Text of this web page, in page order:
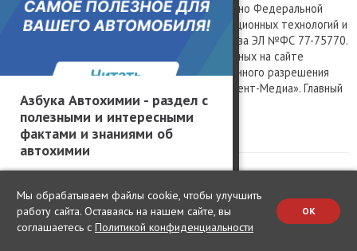
Азбука Автохимии - раздел с
полезными и интересными
фактами и знаниями об
автохимии
Сетевое издание «Kolesa.ru», зарегистрировано Федеральной
службой по надзору в сфере связи, информационных технологий и
массовых коммуникаций, номер свидетельства ЭЛ №ФС 77-75770.
Любое использование материалов, размещенных на сайте
www.kolesa.ru, допускается только с письменного разрешения
правообладателя. Учредитель ООО «Президент-Медиа». Главный
редактор Баландин М.А. 0+
Политика конфиденциальности
Мы обрабатываем файлы cookie, чтобы улучшить
работу сайта. Оставаясь на нашем сайте, вы
соглашаетесь с Политикой конфиденциальности
OK